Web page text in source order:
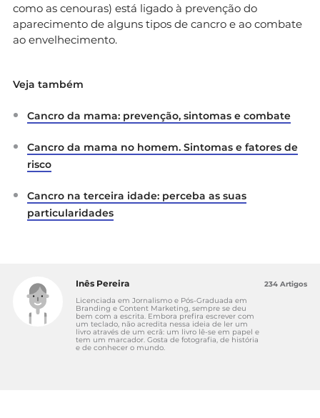
como as cenouras) está ligado à prevenção do
aparecimento de alguns tipos de cancro e ao combate
ao envelhecimento.
Veja também
Cancro da mama: prevenção, sintomas e combate
Cancro da mama no homem. Sintomas e fatores de
risco
Cancro na terceira idade: perceba as suas
particularidades
Inês Pereira
Licenciada em Jornalismo e Pós-Graduada em
Branding e Content Marketing, sempre se deu
bem com a escrita. Embora prefira escrever com
um teclado, não acredita nessa ideia de ler um
livro através de um ecrã: um livro lê-se em papel e
tem um marcador. Gosta de fotografia, de história
e de conhecer o mundo.
234 Artigos